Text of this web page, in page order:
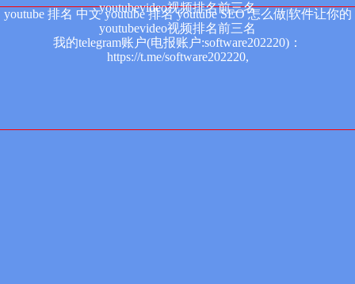
youtubevideo视频排名前三名
youtube 排名 中文 youtube 排名 youtube SEO 怎么做|软件让你的
youtubevideo视频排名前三名
我的telegram账户(电报账户:software202220)：
https://t.me/software202220,